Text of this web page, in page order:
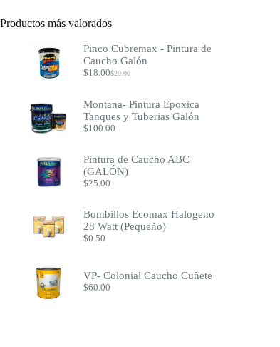
Productos más valorados
Pinco Cubremax - Pintura de
Caucho Galón
$20.00
El
original
$20.00.
$18.00El
actual
$18.00.
Montana- Pintura Epoxica
Tanques y Tuberias Galón
$100.00
Pintura de Caucho ABC
(GALÓN)
$25.00
Bombillos Ecomax Halogeno
28 Watt (Pequeño)
$0.50
VP- Colonial Caucho Cuñete
$60.00